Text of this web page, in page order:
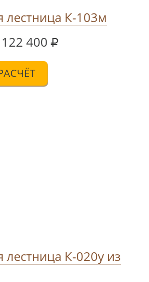
лестница К-103м
122 400
лестница К-020у из